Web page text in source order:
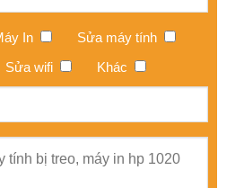
In
Sửa máy tính
Sửa wifi Khác